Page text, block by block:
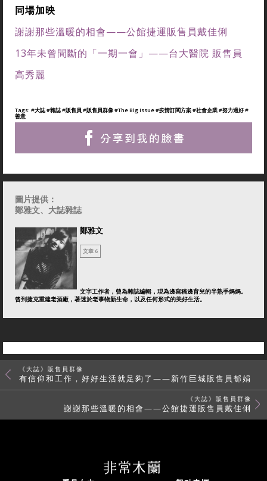
同場加映
謝謝那些溫暖的相會——公館捷運販售員戴佳俐
13年未曾間斷的「一期一會」——台大醫院 販售員
高秀麗
Tags: #大誌#雜誌#販售員 #販售員群像#The Big Issue#疫情訂閱方案#社會企業#努力過好#
善意
圖片提供：
鄭雅文、大誌雜誌
鄭雅文
文章 6
文字工作者，曾為雜誌編輯，現為邊寫稿邊育兒的半熟手媽媽。
曾到捷克重建老酒廠，著迷於老事物新生命，以及任何形式的美好生活。
《大誌》販售員群像
有信仰和工作，好好生活就足夠了——新竹巨城販售員郁娟
《大誌》販售員群像
謝謝那些溫暖的相會——公館捷運販售員戴佳俐